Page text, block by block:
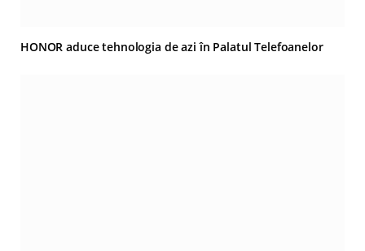
HONOR aduce tehnologia de azi în Palatul Telefoanelor